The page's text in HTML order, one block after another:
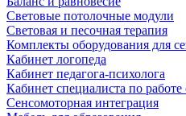
Световые потолочные модули
Световая и песочная терапия
Комплекты оборудования для
Кабинет логопеда
Кабинет педагога-психолога
Кабинет специалиста по
Сенсомоторная интеграция